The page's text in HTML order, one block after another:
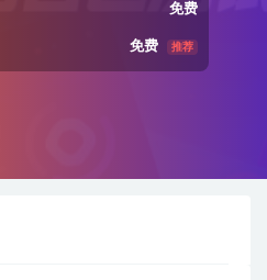
免费
免费 推荐